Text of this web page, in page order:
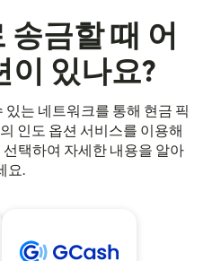
송금할 때 어
이 있나요?
는 네트워크를 통해 현금 픽
인도 옵션 서비스를 이용해
택하여 자세한 내용을 알아
요.